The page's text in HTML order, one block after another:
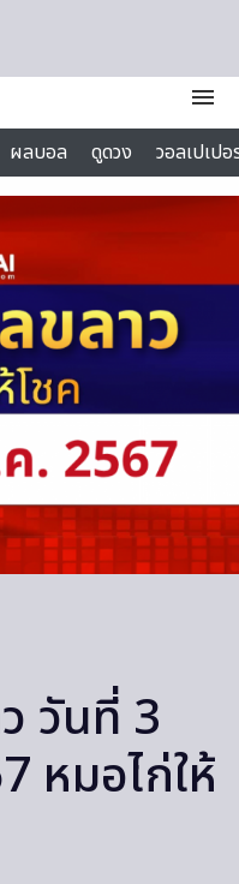
menu
ผลบอล ดูดวง
วอลเปเป
วันที่ 3
หมอไก่ให้